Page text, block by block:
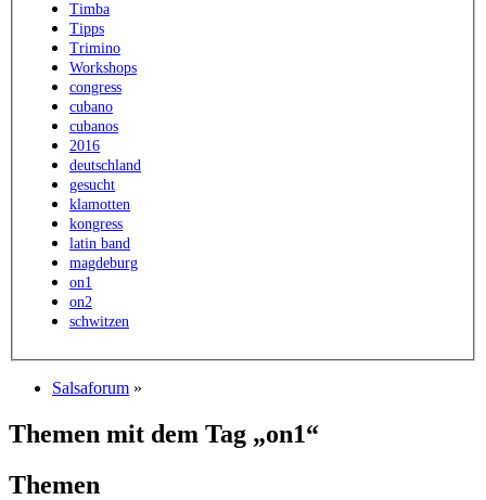
Timba
Tipps
Trimino
Workshops
congress
cubano
cubanos
2016
deutschland
gesucht
klamotten
kongress
latin band
magdeburg
on1
on2
schwitzen
Salsaforum »
Themen mit dem Tag „on1“
Themen